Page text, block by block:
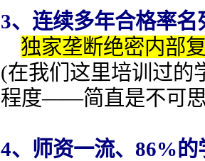
3、连续多年合格率名
独家垄断绝密内部
(在我们这里培训过的
程度——简直是不可
4、师资一流、86%